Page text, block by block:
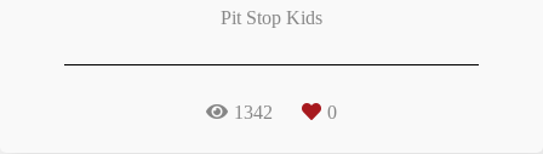
Pit Stop Kids
1342 0